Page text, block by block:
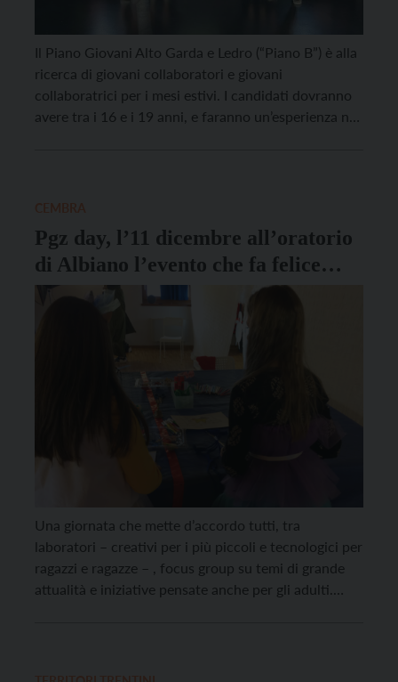
Il Piano Giovani Alto Garda e Ledro (“Piano B”) è alla
ricerca di giovani collaboratori e giovani
collaboratrici per i mesi estivi. I candidati dovranno
avere tra i 16 e i 19 anni, e faranno un’esperienza nel
Pgz day, l’11 dicembre all’oratorio
di Albiano l’evento che fa felice
tutta la famiglia
Una giornata che mette d’accordo tutti, tra
laboratori – creativi per i più piccoli e tecnologici per
ragazzi e ragazze – , focus group su temi di grande
attualità e iniziative pensate anche per gli adulti.